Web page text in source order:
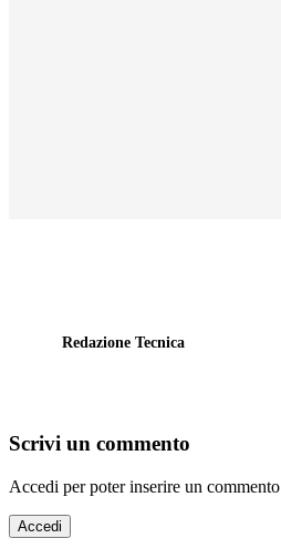
Redazione Tecnica
Scrivi un commento
Accedi per poter inserire un commento
Accedi